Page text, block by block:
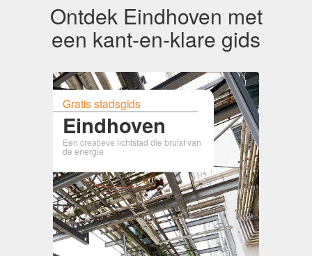
Ontdek Eindhoven met
een kant-en-klare gids
Gratis stadsgids
Eindhoven
Een creatieve lichtstad die bruist van
de energie